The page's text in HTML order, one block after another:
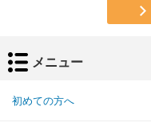
メニュー
初めての方へ